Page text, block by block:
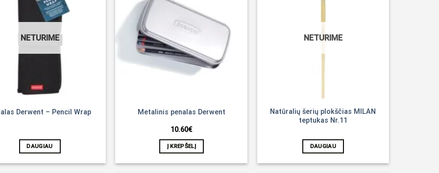
NETURIME
Derwent – Pencil Wrap
DAUGIAU
Metalinis penalas Derwent
10.60€
Į KREPŠELĮ
NETURIME
Natūralių šerių plokščias MILAN
teptukas Nr.11
DAUGIAU